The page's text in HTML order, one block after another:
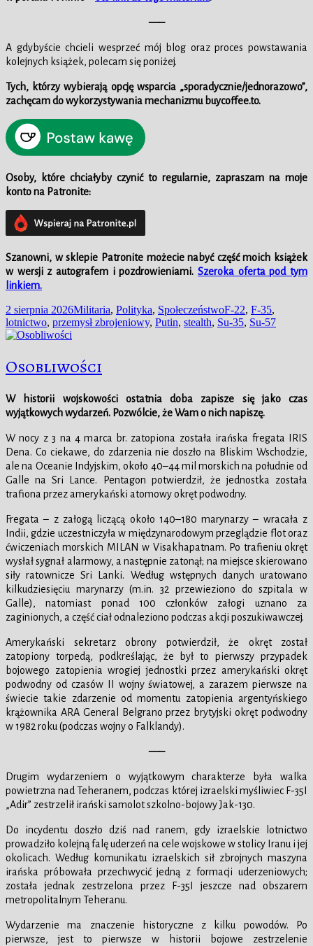
—–
A gdybyście chcieli wesprzeć mój blog oraz proces powstawania
kolejnych książek, polecam się poniżej.
Tych, którzy wybierają opcję wsparcia „sporadycznie/jednorazowo”,
zachęcam do wykorzystywania mechanizmu buycoffee.to.
Osoby, które chciałyby czynić to regularnie, zapraszam na moje
konto na Patronite:
Szanowni, wsklepie Patronite możecie nabyć część moich książek
w wersji z autografem i pozdrowieniami. Szeroka oferta pod tym
linkiem.
Data
publikacji
2 sierpnia 2026Kategorie
Militaria, Polityka, SpołeczeństwoTagi
F-22, F-35,
lotnictwo, przemysł zbrojeniowy, Putin, stealth, Su-35, Su-57
Osobliwości
W historii wojskowości ostatnia doba zapisze się jako czas
wyjątkowych wydarzeń. Pozwólcie, że Wam o nich napiszę.
W nocy z 3 na 4 marca br. zatopiona została irańska fregata IRIS
Dena. Co ciekawe, do zdarzenia nie doszło na Bliskim Wschodzie,
ale na Oceanie Indyjskim, około 40–44 mil morskich na południe od
Galle na Sri Lance. Pentagon potwierdził, że jednostka została
trafiona przez amerykański atomowy okręt podwodny.
Fregata – z załogą liczącą około 140–180 marynarzy – wracała z
Indii, gdzie uczestniczyła w międzynarodowym przeglądzie flot oraz
ćwiczeniach morskich MILAN w Visakhapatnam. Po trafieniu okręt
wysłał sygnał alarmowy, a następnie zatonął; na miejsce skierowano
siły ratownicze Sri Lanki. Według wstępnych danych uratowano
kilkudziesięciu marynarzy (m.in. 32 przewieziono do szpitala w
Galle), natomiast ponad 100 członków załogi uznano za
zaginionych, a część ciał odnaleziono podczas akcji poszukiwawczej.
Amerykański sekretarz obrony potwierdził, że okręt został
zatopiony torpedą, podkreślając, że był to pierwszy przypadek
bojowego zatopienia wrogiej jednostki przez amerykański okręt
podwodny od czasów II wojny światowej, a zarazem pierwsze na
świecie takie zdarzenie od momentu zatopienia argentyńskiego
krążownika ARA General Belgrano przez brytyjski okręt podwodny
w 1982 roku (podczas wojny o Falklandy).
—–
Drugim wydarzeniem o wyjątkowym charakterze była walka
powietrzna nad Teheranem, podczas której izraelski myśliwiec F-35I
„Adir” zestrzelił irański samolot szkolno-bojowy Jak-130.
Do incydentu doszło dziś nad ranem, gdy izraelskie lotnictwo
prowadziło kolejną falę uderzeń na cele wojskowe w stolicy Iranu i jej
okolicach. Według komunikatu izraelskich sił zbrojnych maszyna
irańska próbowała przechwycić jedną z formacji uderzeniowych;
została jednak zestrzelona przez F-35I jeszcze nad obszarem
metropolitalnym Teheranu.
Wydarzenie ma znaczenie historyczne z kilku powodów. Po
pierwsze, jest to pierwsze w historii bojowe zestrzelenie